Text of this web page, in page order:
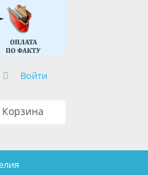
Войти
Корзина